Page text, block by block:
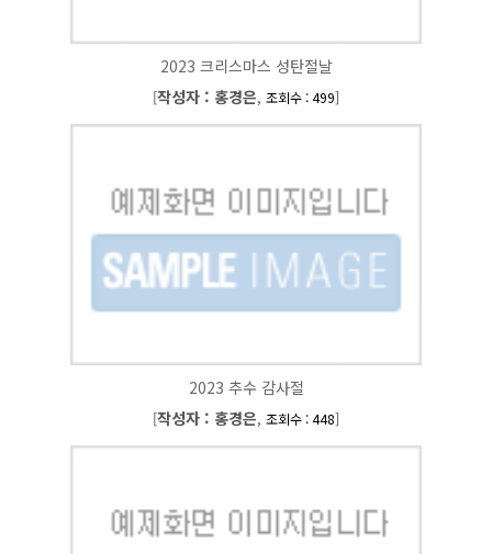
2023 크리스마스 성탄절날
[작성자 : 홍경은, 조회수 : 499]
2023 추수 감사절
[작성자 : 홍경은, 조회수 : 448]